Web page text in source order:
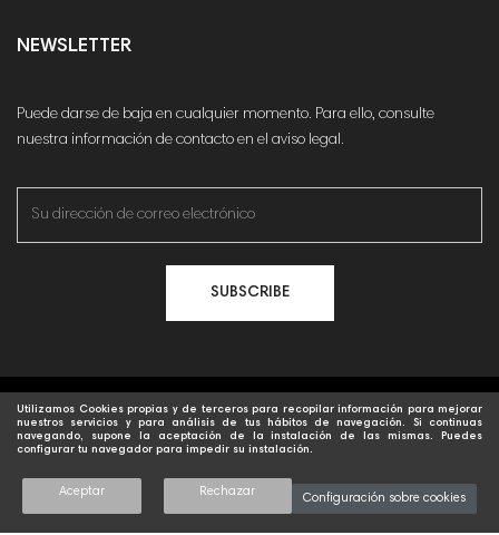
Utilizamos Cookies propias y de terceros para recopilar información para mejorar
nuestros servicios y para análisis de tus hábitos de navegación. Si continuas
navegando, supone la aceptación de la instalación de las mismas. Puedes
configurar tu navegador para impedir su instalación.
Aceptar Rechazar
Configuración sobre cookies
NEWSLETTER
Puede darse de baja en cualquier momento. Para ello, consulte
nuestra información de contacto en el aviso legal.
SUBSCRIBE
© 2021 Marmegrab.com. Todos los derechos reservados | Diseñado y
desarrollado por Digital Media